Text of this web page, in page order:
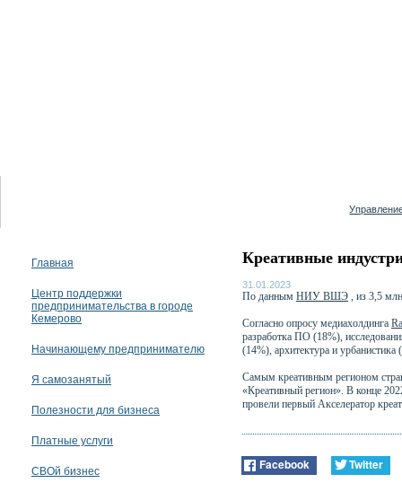
Главная
Центр поддержки
предпринимательства в городе
Кемерово
Начинающему предпринимателю
Я самозанятый
Полезности для бизнеса
Платные услуги
СВОй бизнес
Креативные
31.01.2023
По данным НИУ ВШЭ , из 3,5
Согласно опросу медиахолдинга
разработка ПО (18%),
(14%), архитектура и
Самым креативным регионом
«Креативный регион». В конце
провели первый Акселератор
Facebook Twitter